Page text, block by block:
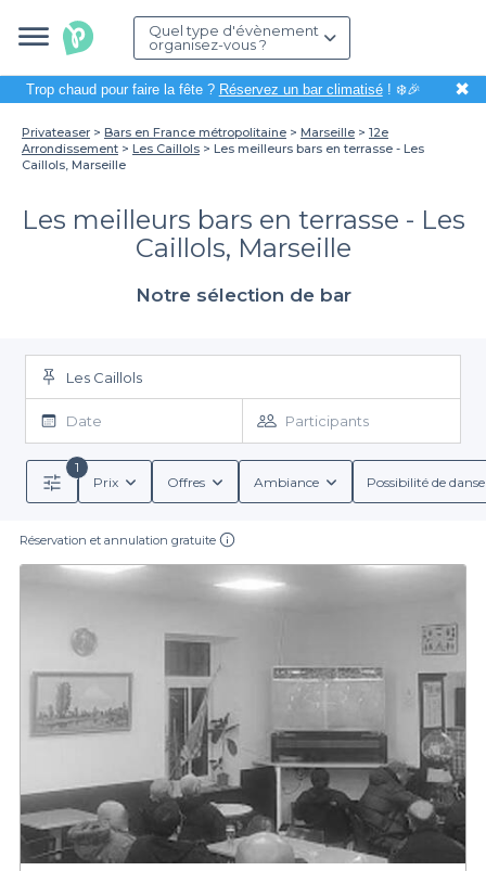
Quel type d'évènement
organisez-vous ?
Trop chaud pour faire la fête ? Réservez un bar climatisé! ❄️🎉 ✖
Privateaser Bars en France métropolitaine Marseille
12e
Arrondissement
Les Caillols
Les meilleurs bars en terrasse - Les
Caillols, Marseille
Les meilleurs bars en terrasse - Les
Caillols, Marseille
Notre sélection de bar
Les Caillols
Date Participants
1
Prix
Offres Ambiance Possibilité de
Réservation et annulation gratuite